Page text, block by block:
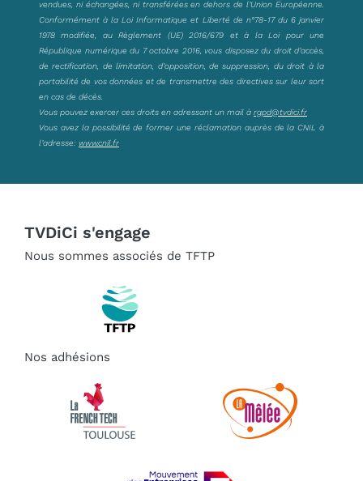
vendues, ni échangées, ni transférées en dehors de l’Union Européenne.
Conformément à la Loi Informatique et Liberté de n°78-17 du 6 janvier
1978 modifiée, au Règlement (UE) 2016/679 et à la Loi pour une
République numérique du 7 octobre 2016, vous disposez du droit d’accès,
de rectification, de limitation, d’opposition, de suppression, du droit à la
portabilité de vos données et de transmettre des directives sur leur sort
en cas de décès.
Vous pouvez exercer ces droits en adressant un mail à rgpd@tvdici.fr
Vous avez la possibilité de former une réclamation auprès de la CNIL à
l’adresse: www.cnil.fr
TVDiCi s'engage
Nous sommes associés de TFTP
Nos adhésions